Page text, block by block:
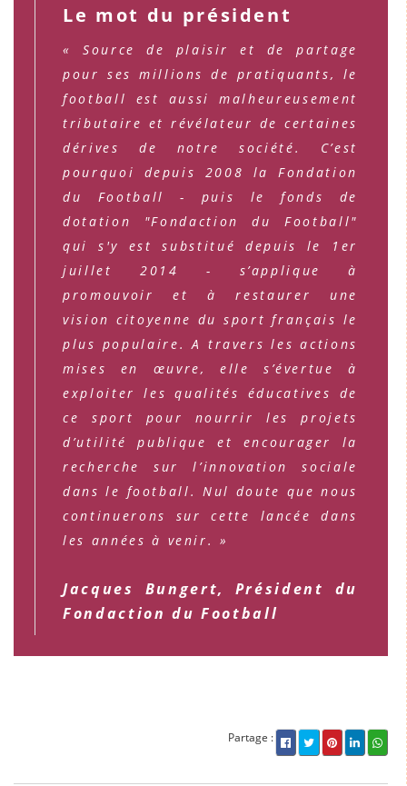
Le mot du président
« Source de plaisir et de partage
pour ses millions de pratiquants, le
football est aussi malheureusement
tributaire et révélateur de certaines
dérives de notre société. C’est
pourquoi depuis 2008 la Fondation
du Football - puis le fonds de
dotation "Fondaction du Football"
qui s'y est substitué depuis le 1er
juillet 2014 - s’applique à
promouvoir et à restaurer une
vision citoyenne du sport français le
plus populaire. A travers les actions
mises en œuvre, elle s’évertue à
exploiter les qualités éducatives de
ce sport pour nourrir les projets
d’utilité publique et encourager la
recherche sur l’innovation sociale
dans le football. Nul doute que nous
continuerons sur cette lancée dans
les années à venir. »
Jacques Bungert, Président du
Fondaction du Football
Partage :